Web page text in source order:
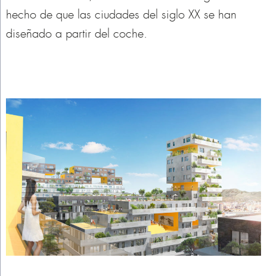
hecho de que las ciudades del siglo XX se han
diseñado a partir del coche.